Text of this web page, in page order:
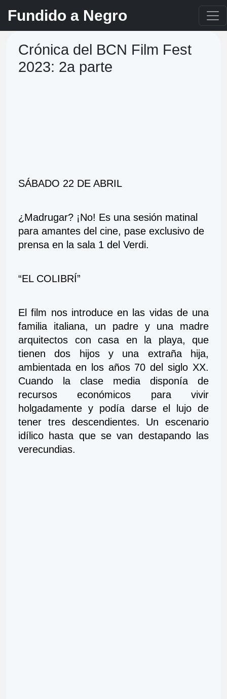
Fundido a Negro
Crónica del BCN Film Fest
2023: 2a parte
SÁBADO 22 DE ABRIL
¿Madrugar? ¡No! Es una sesión matinal
para amantes del cine, pase exclusivo de
prensa en la sala 1 del Verdi.
“EL COLIBRÍ”
El film nos introduce en las vidas de una
familia italiana, un padre y una madre
arquitectos con casa en la playa, que
tienen dos hijos y una extraña hija,
ambientada en los años 70 del siglo XX.
Cuando la clase media disponía de
recursos económicos para vivir
holgadamente y podía darse el lujo de
tener tres descendientes. Un escenario
idílico hasta que se van destapando las
verecundias.